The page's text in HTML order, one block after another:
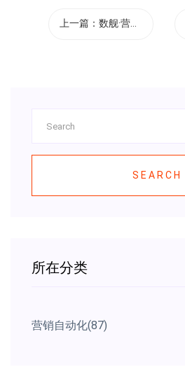
上一篇： 数舰·营销云
SEARCH
所在分类
营销自动化(87)